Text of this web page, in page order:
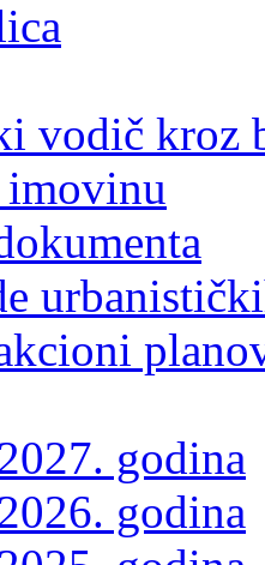
vodič kroz
imovinu
godina
godina